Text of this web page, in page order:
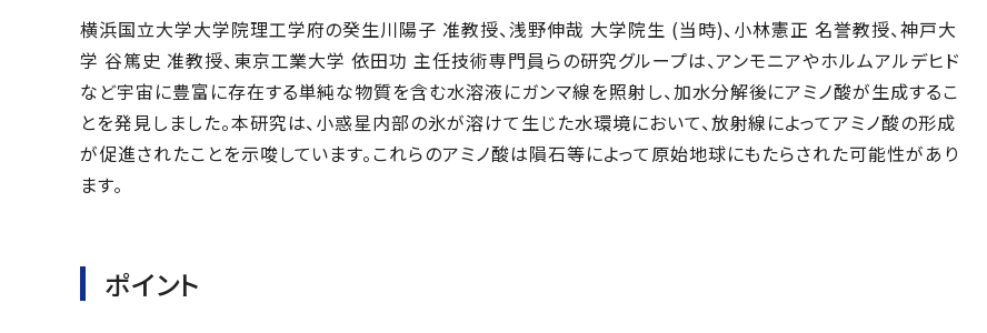
横浜国立大学大学院理工学府の癸生川陽子 准教授、浅野伸哉 大学院生 (当時)、小林憲正 名誉教授、神戸大
学 谷篤史 准教授、東京工業大学 依田功 主任技術専門員らの研究グループは、アンモニアやホルムアルデヒド
など宇宙に豊富に存在する単純な物質を含む水溶液にガンマ線を照射し、加水分解後にアミノ酸が生成するこ
とを発見しました。本研究は、小惑星内部の氷が溶けて生じた水環境において、放射線によってアミノ酸の形成
が促進されたことを示唆しています。これらのアミノ酸は隕石等によって原始地球にもたらされた可能性があり
ます。
ポイント